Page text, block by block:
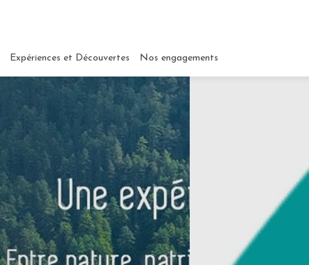
Expériences et Découvertes Nos engagements